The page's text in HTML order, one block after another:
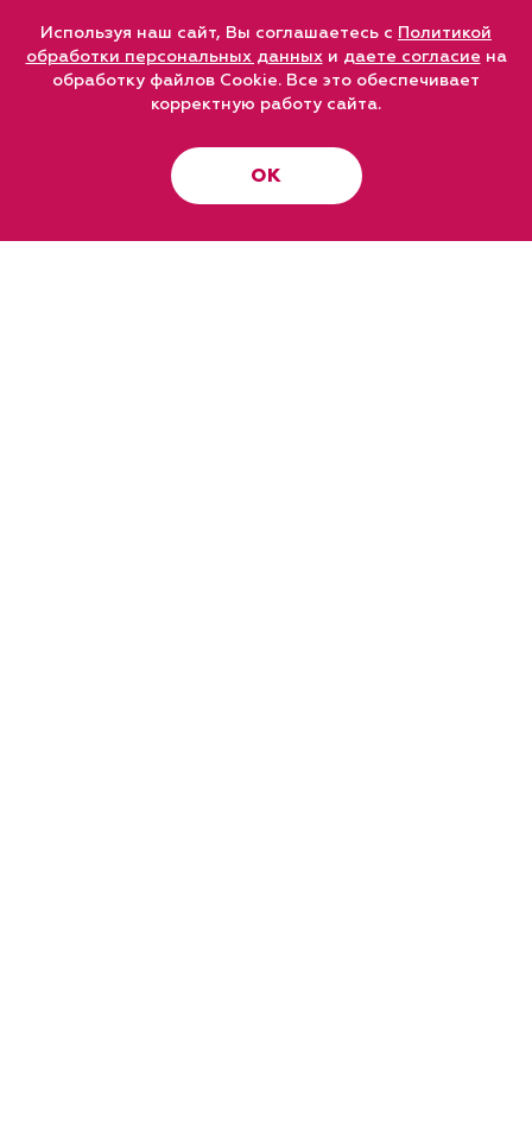
Используя наш сайт, Вы соглашаетесь с Политикой
обработки персональных данныхи даете согласие на
обработку файлов Cookie. Все это обеспечивает
корректную работу сайта.
ОК